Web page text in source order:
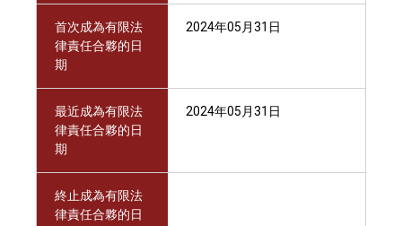
首次成為有限法
律責任合夥的日
期
2024年05月31日
最近成為有限法
律責任合夥的日
期
2024年05月31日
終止成為有限法
律責任合夥的日